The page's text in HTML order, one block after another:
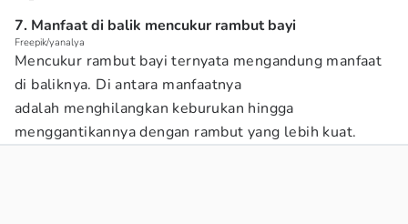
7. Manfaat di balik mencukur rambut bayi
Freepik/yanalya
Mencukur rambut bayi ternyata mengandung manfaat
di baliknya. Di antara manfaatnya
adalah menghilangkan keburukan hingga
menggantikannya dengan rambut yang lebih kuat.